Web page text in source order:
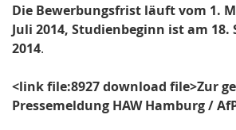
Die Bewerbungsfrist läuft vom 1.
Juli 2014, Studienbeginn ist am 18.
2014.
<link file:8927 download file>Zur
Pressemeldung HAW Hamburg /